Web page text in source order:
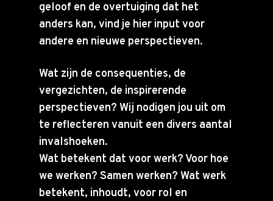
geloof en de overtuiging dat het
anders kan, vind je hier input voor
andere en nieuwe perspectieven.
Wat zijn de consequenties, de
vergezichten, de inspirerende
perspectieven? Wij nodigen jou uit om
te reflecteren vanuit een divers aantal
invalshoeken.
Wat betekent dat voor werk? Voor hoe
we werken? Samen werken? Wat werk
betekent, inhoudt, voor rol en